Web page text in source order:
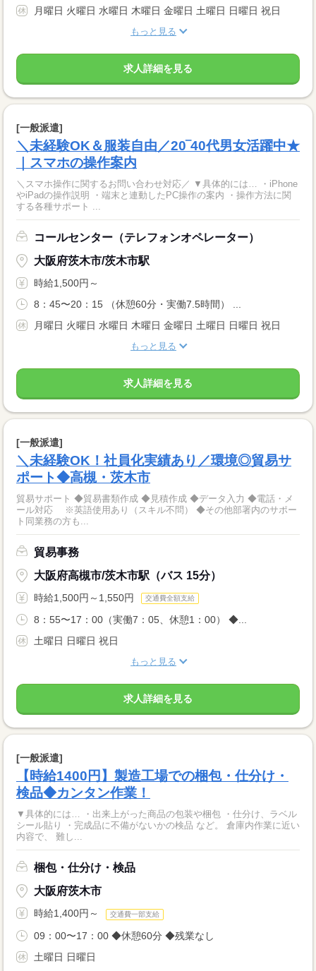
月曜日 火曜日 水曜日 木曜日 金曜日 土曜日 日曜日 祝日
もっと見る
求人詳細を見る
[一般派遣]
＼未経験OK＆服装自由／20‾40代男女活躍中★
｜スマホの操作案内
＼スマホ操作に関するお問い合わせ対応／ ▼具体的には… ・iPhone
やiPadの操作説明 ・端末と連動したPC操作の案内 ・操作方法に関
する各種サポート ...
コールセンター（テレフォンオペレーター）
大阪府茨木市/茨木市駅
時給1,500円～
8：45〜20：15 （休憩60分・実働7.5時間） ...
月曜日 火曜日 水曜日 木曜日 金曜日 土曜日 日曜日 祝日
もっと見る
求人詳細を見る
[一般派遣]
＼未経験OK！社員化実績あり／環境◎貿易サ
ポート◆高槻・茨木市
貿易サポート ◆貿易書類作成 ◆見積作成 ◆データ入力 ◆電話・メ
ール対応 ※英語使用あり（スキル不問） ◆その他部署内のサポー
ト同業務の方も...
貿易事務
大阪府高槻市/茨木市駅（バス 15分）
時給1,500円～1,550円 交通費全額支給
8：55〜17：00（実働7：05、休憩1：00） ◆...
土曜日 日曜日 祝日
もっと見る
求人詳細を見る
[一般派遣]
【時給1400円】製造工場での梱包・仕分け・
検品◆カンタン作業！
▼具体的には… ・出来上がった商品の包装や梱包 ・仕分け、ラベル
シール貼り ・完成品に不備がないかの検品 など。 倉庫内作業に近い
内容で、 難し...
梱包・仕分け・検品
大阪府茨木市
時給1,400円～ 交通費一部支給
09：00〜17：00 ◆休憩60分 ◆残業なし
土曜日 日曜日